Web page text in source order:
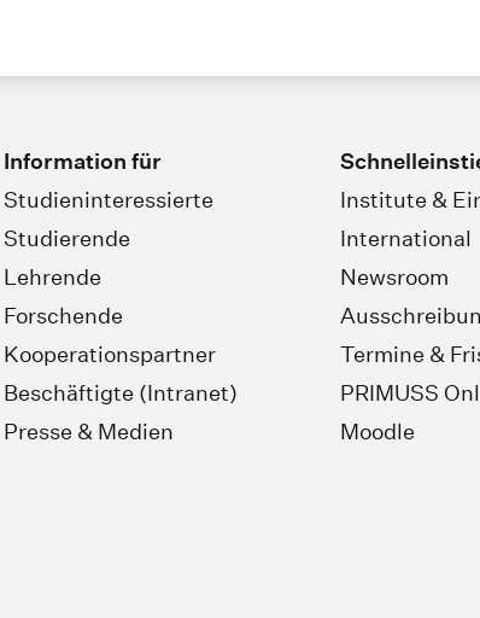
Information für
Studieninteressierte
Studierende
Lehrende
Forschende
Kooperationspartner
Beschäftigte (Intranet)
Presse & Medien
Institute &
International
Newsroom
Termine &
PRIMUSS
Moodle